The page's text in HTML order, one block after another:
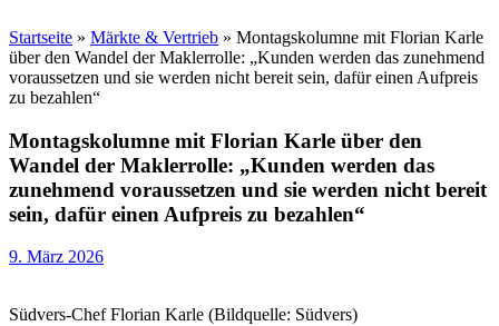
Startseite » Märkte & Vertrieb » Montagskolumne mit Florian Karle
über den Wandel der Maklerrolle: „Kunden werden das zunehmend
voraussetzen und sie werden nicht bereit sein, dafür einen Aufpreis
zu bezahlen“
Montagskolumne mit Florian Karle über den
Wandel der Maklerrolle: „Kunden werden das
zunehmend voraussetzen und sie werden nicht bereit
sein, dafür einen Aufpreis zu bezahlen“
9. März 2026
Südvers-Chef Florian Karle (Bildquelle: Südvers)